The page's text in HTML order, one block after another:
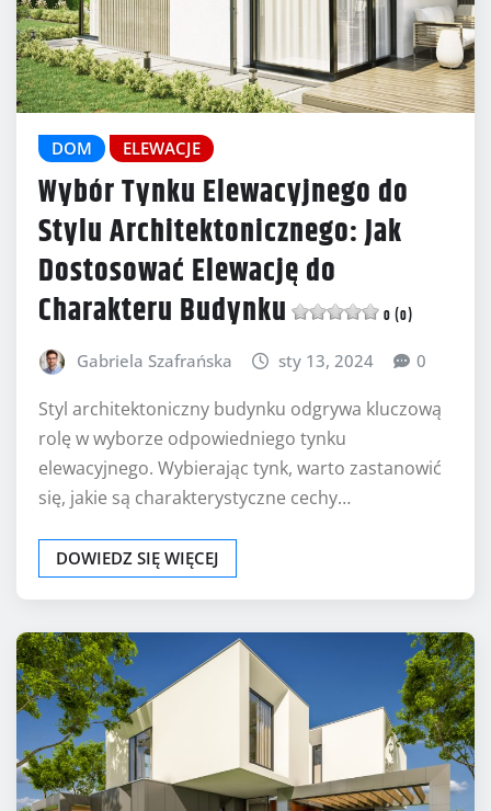
DOM ELEWACJE
Wybór Tynku Elewacyjnego do
Stylu Architektonicznego: Jak
Dostosować Elewację do
Charakteru Budynku
0 (0)
Gabriela Szafrańska sty 13, 2024 0
Styl architektoniczny budynku odgrywa kluczową
rolę w wyborze odpowiedniego tynku
elewacyjnego. Wybierając tynk, warto zastanowić
się, jakie są charakterystyczne cechy…
DOWIEDZ SIĘ WIĘCEJ